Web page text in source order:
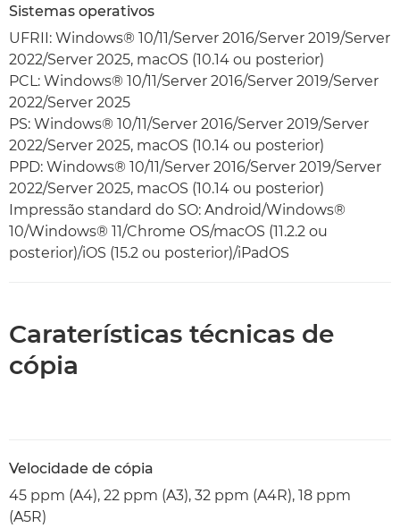
Sistemas operativos
UFRII: Windows® 10/11/Server 2016/Server 2019/Server
2022/Server 2025, macOS (10.14 ou posterior)
PCL: Windows® 10/11/Server 2016/Server 2019/Server
2022/Server 2025
PS: Windows® 10/11/Server 2016/Server 2019/Server
2022/Server 2025, macOS (10.14 ou posterior)
PPD: Windows® 10/11/Server 2016/Server 2019/Server
2022/Server 2025, macOS (10.14 ou posterior)
Impressão standard do SO: Android/Windows®
10/Windows® 11/Chrome OS/macOS (11.2.2 ou
posterior)/iOS (15.2 ou posterior)/iPadOS
Caraterísticas técnicas de
cópia
Velocidade de cópia
45 ppm (A4), 22 ppm (A3), 32 ppm (A4R), 18 ppm
(A5R)